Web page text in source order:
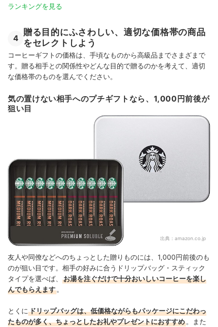
ランキングを見る
4
贈る目的にふさわしい、適切な価格帯の商品
をセレクトしよう
コーヒーギフトの価格は、手頃なものから高級品までさまざまで
す。贈る相手との関係性やどんな目的で贈るのかを考えて、適切
な価格帯のものを選んでください。
気の置けない相手へのプチギフトなら、1,000円前後が
狙い目
出典： amazon.co.jp
友人や同僚などへのちょっとした贈りものには、1,000円前後のも
のが狙い目です。相手の好みに合うドリップバッグ・スティック
タイプを選べば、
お湯を注ぐだけで十分おいしいコーヒーを楽し
んでもらえます 。
とくに ドリップバッグは、低価格ながらもパッケージにこだわっ
たものが多く、ちょっとしたお礼やプレゼントにおすすめ 。また